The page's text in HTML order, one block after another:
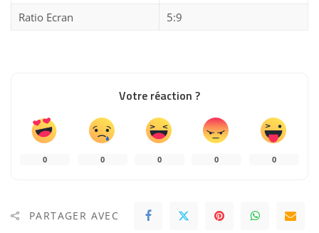
Ratio Ecran
5:9
Votre réaction ?
0 0 0 0 0
PARTAGER AVEC